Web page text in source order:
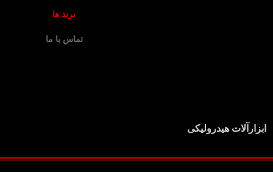
ابزارآلات هیدرولیکی
برند ها
تماس با ما